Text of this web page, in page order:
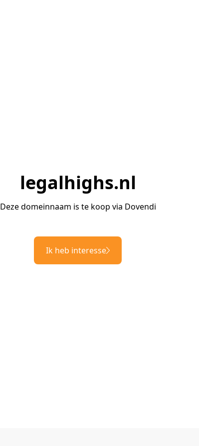
legalhighs.nl
Deze domeinnaam is te koop via Dovendi
Ik heb interesse